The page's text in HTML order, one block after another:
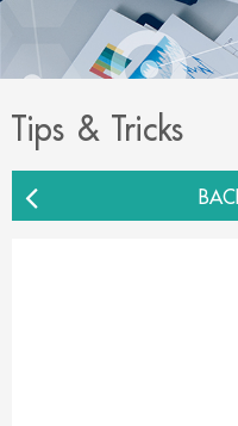
Tips & Tricks